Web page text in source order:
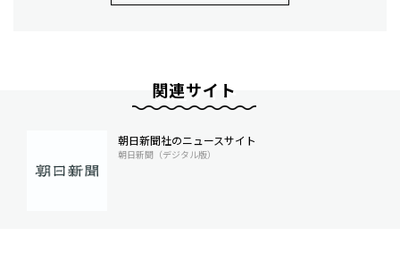
関連サイト
朝日新聞社のニュースサイト
朝日新聞（デジタル版）